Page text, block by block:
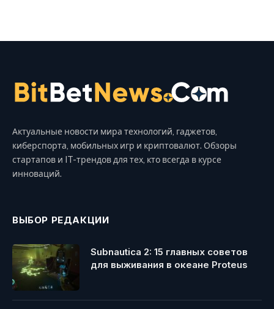
Актуальные новости мира технологий, гаджетов,
киберспорта, мобильных игр и криптовалют. Обзоры
стартапов и IT-трендов для тех, кто всегда в курсе
инноваций.
ВЫБОР РЕДАКЦИИ
Subnautica 2: 15 главных советов
для выживания в океане Proteus